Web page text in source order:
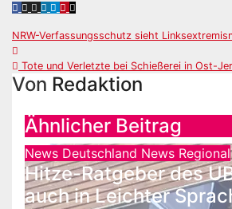
NRW-Verfassungsschutz sieht
Tote und Verletzte bei Schießerei in Ost-
Von Redaktion
Ähnlicher Beitrag
News Deutschland News Regional
Hitze-Ratgeber des
auch in Leichter